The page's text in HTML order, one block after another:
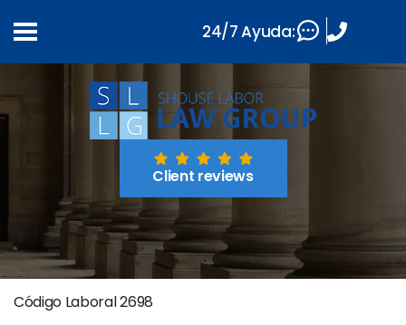
Client reviews
Código Laboral 2698
24/7 Ayuda: